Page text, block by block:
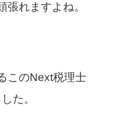
張れますよね。
このNext税理士
た。